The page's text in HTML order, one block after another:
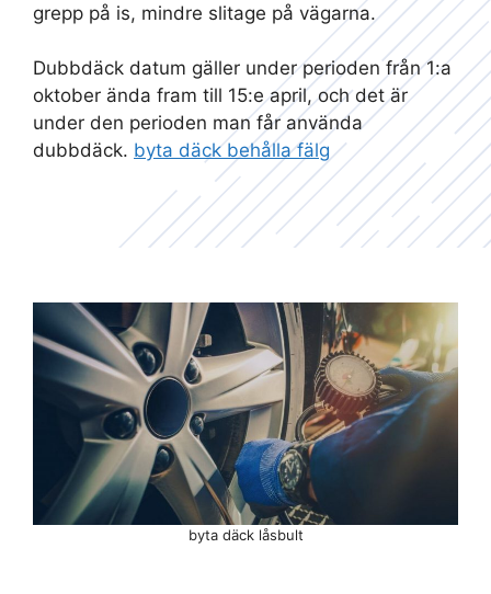
grepp på is, mindre slitage på vägarna.
Dubbdäck datum gäller under perioden från 1:a
oktober ända fram till 15:e april, och det är
under den perioden man får använda
dubbdäck. byta däck behålla fälg
byta däck låsbult